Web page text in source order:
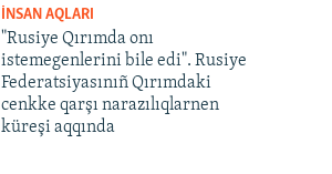
İNSAN AQLARI
"Rusiye Qırımda onı
istemegenlerini bile edi". Rusiye
Federatsiyasınıñ Qırımdaki
cenkke qarşı narazılıqlarnen
küreşi aqqında